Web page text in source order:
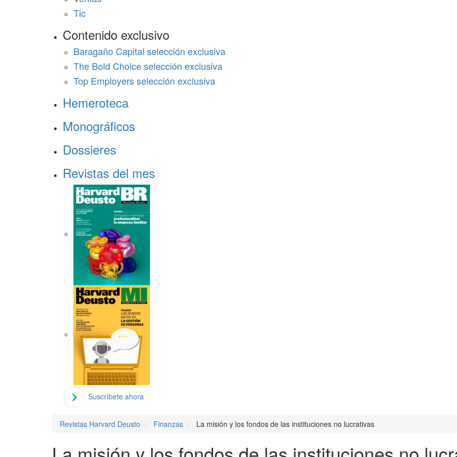
Tic
Contenido exclusivo
Baragaño Capital selección exclusiva
The Bold Choice selección exclusiva
Top Employers selección exclusiva
Hemeroteca
Monográficos
Dossieres
Revistas del mes
Suscríbete ahora
Revistas Harvard Deusto Finanzas La misión y los fondos de las instituciones no lucrativas